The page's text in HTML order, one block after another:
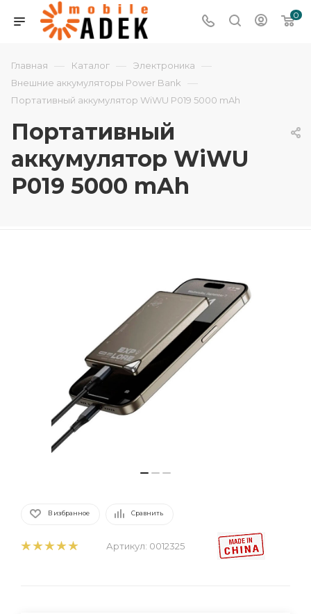
0
Главная — Каталог — Электроника —
Внешние аккумуляторы Power Bank —
Портативный аккумулятор WiWU P019 5000 mAh
Портативный
аккумулятор WiWU
P019 5000 mAh
В избранное Сравнить
Артикул: 0012325